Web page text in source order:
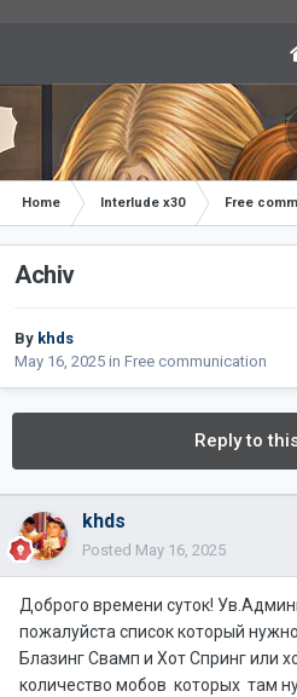
Home Interlude x30 Free
Achiv
By khds
May 16, 2025 in Free communication
Reply to
khds
Posted May 16, 2025
Доброго времени суток!
пожалуйста список который
Блазинг Свамп и Хот Спринг или
количество мобов которых там